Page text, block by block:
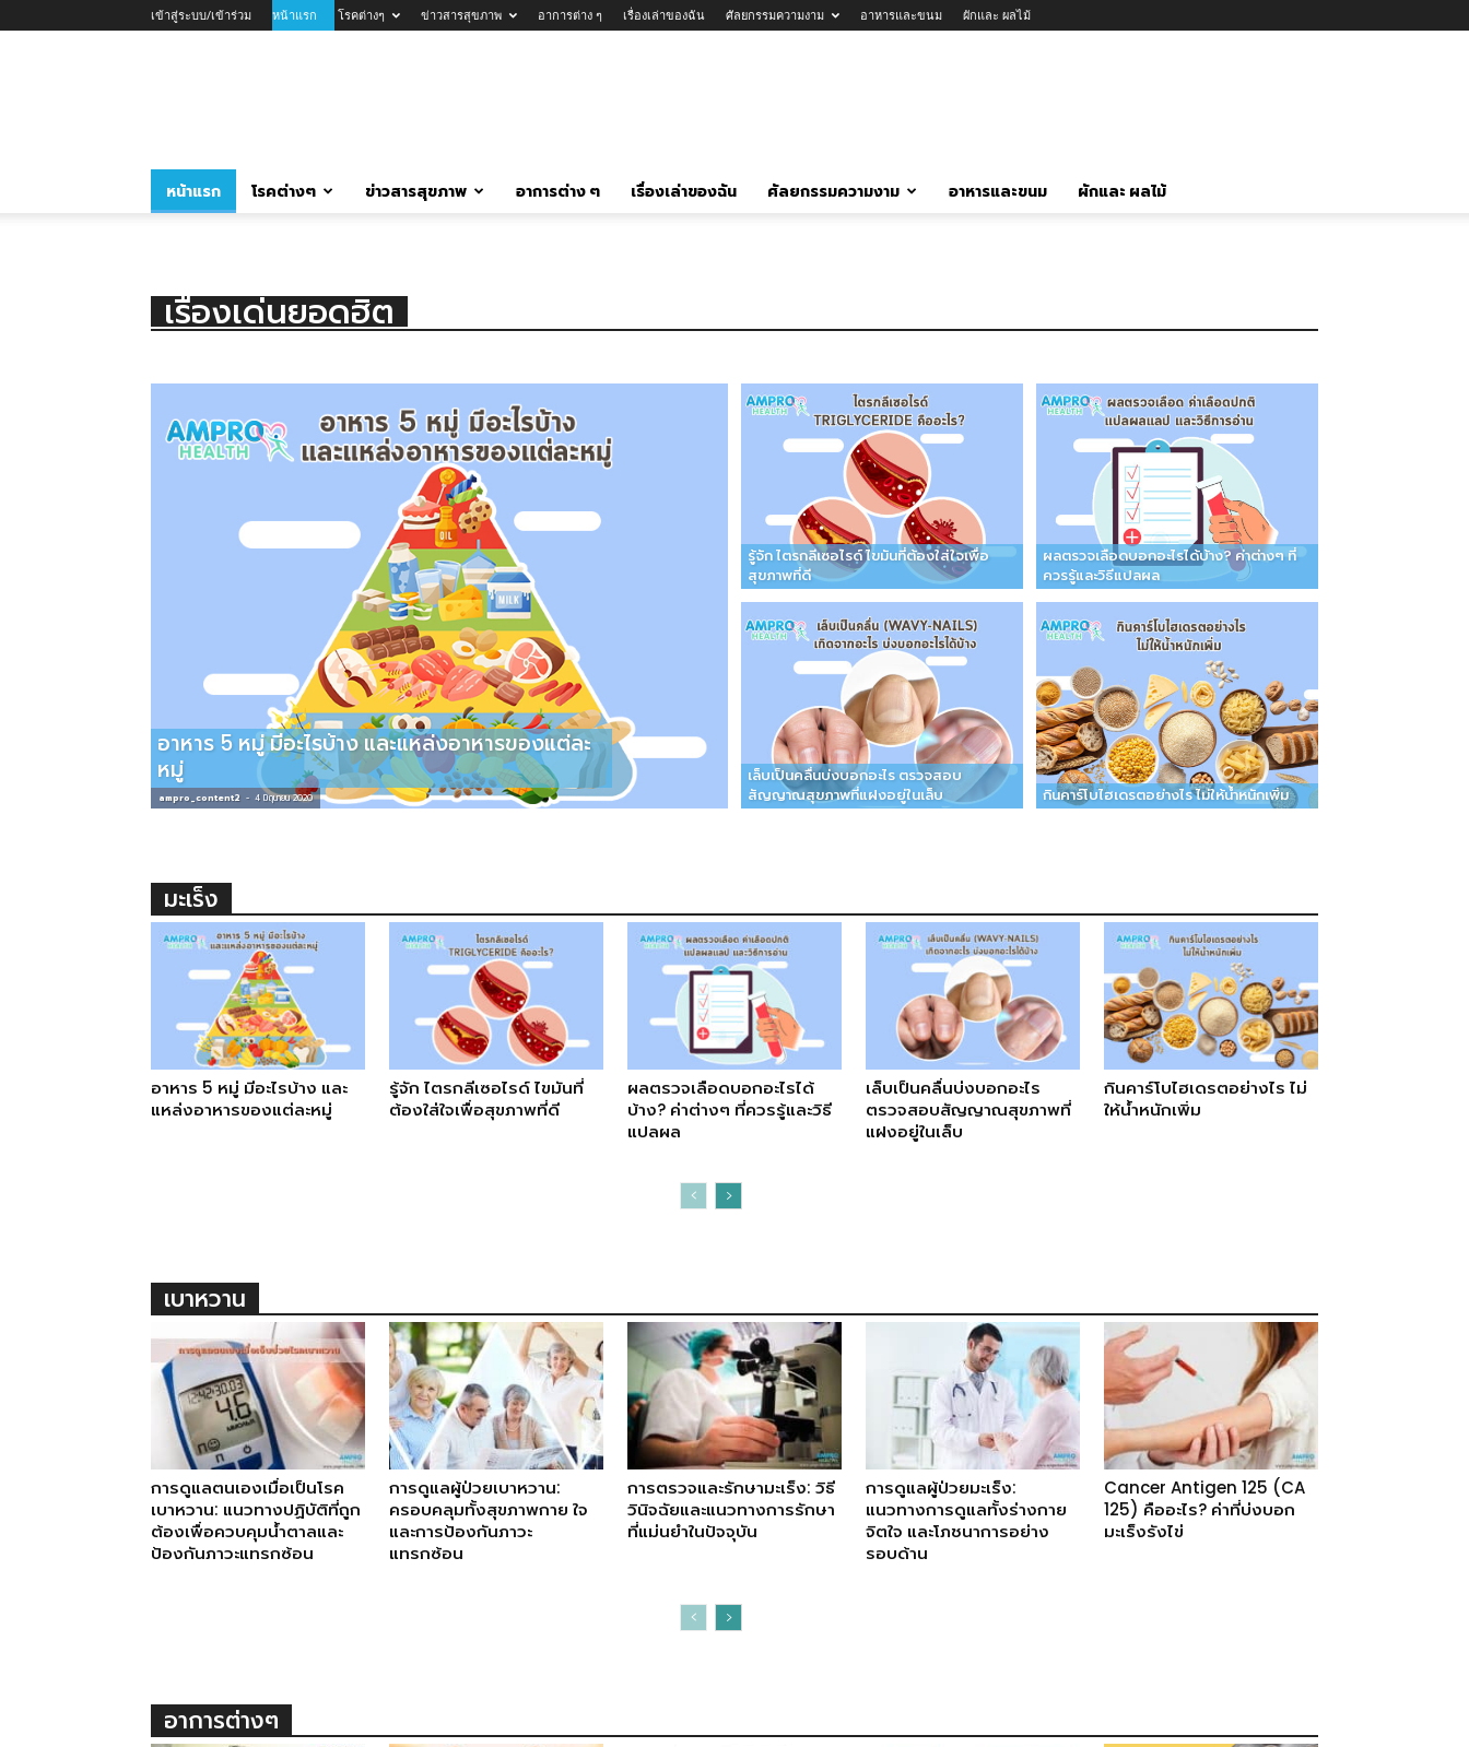
เข้าสู่ระบบ/เข้าร่วม หน้าแรก โรคต่างๆ ข่าวสารสุขภาพ อาการต่าง ๆ เรื่องเล่าของฉัน ศัลยกรรมความงาม อาหารและขนม ผักและ ผลไม้
หน้าแรก โรคต่างๆ ข่าวสารสุขภาพ อาการต่าง ๆ เรื่องเล่าของฉัน ศัลยกรรมความงาม อาหารและขนม ผักและ ผลไม้
เรื่องเด่นยอดฮิต
อาหาร 5 หมู่ มีอะไรบ้าง และแหล่งอาหารของแต่ละ
หมู่
ampro_content2 - 4 มิถุนายน 2020
รู้จัก ไตรกลีเซอไรด์ ไขมันที่ต้องใส่ใจเพื่อ
สุขภาพที่ดี
ผลตรวจเลือดบอกอะไรได้บ้าง? ค่าต่างๆ ที่
ควรรู้และวิธีแปลผล
เล็บเป็นคลื่นบ่งบอกอะไร ตรวจสอบ
สัญญาณสุขภาพที่แฝงอยู่ในเล็บ
กินคาร์โบไฮเดรตอย่างไร ไม่ให้น้ำหนักเพิ่ม
มะเร็ง
อาหาร 5 หมู่ มีอะไรบ้าง และ
แหล่งอาหารของแต่ละหมู่
รู้จัก ไตรกลีเซอไรด์ ไขมันที่
ต้องใส่ใจเพื่อสุขภาพที่ดี
ผลตรวจเลือดบอกอะไรได้
บ้าง? ค่าต่างๆ ที่ควรรู้และวิธี
แปลผล
เล็บเป็นคลื่นบ่งบอกอะไร
ตรวจสอบสัญญาณสุขภาพที่
แฝงอยู่ในเล็บ
กินคาร์โบไฮเดรตอย่างไร ไม่
ให้น้ำหนักเพิ่ม
เบาหวาน
การดูแลตนเองเมื่อเป็นโรค
เบาหวาน: แนวทางปฏิบัติที่ถูก
ต้องเพื่อควบคุมน้ำตาลและ
ป้องกันภาวะแทรกซ้อน
การดูแลผู้ป่วยเบาหวาน:
ครอบคลุมทั้งสุขภาพกาย ใจ
และการป้องกันภาวะ
แทรกซ้อน
การตรวจและรักษามะเร็ง: วิธี
วินิจฉัยและแนวทางการรักษา
ที่แม่นยำในปัจจุบัน
การดูแลผู้ป่วยมะเร็ง:
แนวทางการดูแลทั้งร่างกาย
จิตใจ และโภชนาการอย่าง
รอบด้าน
Cancer Antigen 125 (CA
125) คืออะไร? ค่าที่บ่งบอก
มะเร็งรังไข่
อาการต่างๆ